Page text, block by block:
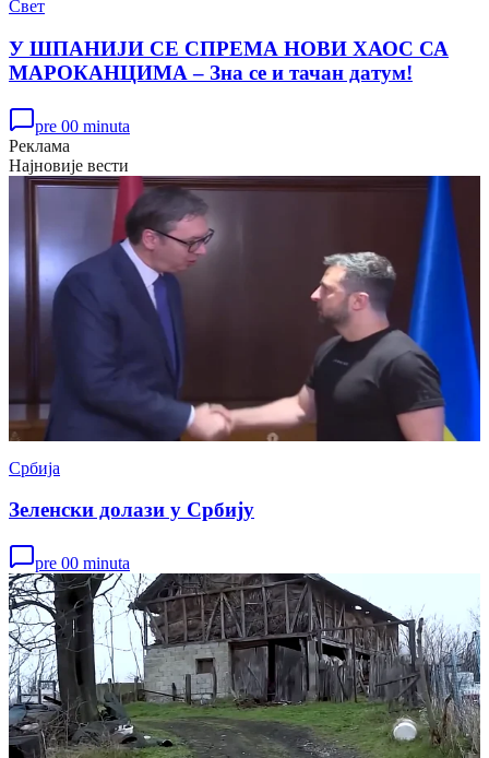
Свет
У ШПАНИЈИ СЕ СПРЕМА НОВИ ХАОС СА
МАРОКАНЦИМА – Зна се и тачан датум!
pre 00 minuta
Реклама
Најновије вести
Србија
Зеленски долази у Србију
pre 00 minuta